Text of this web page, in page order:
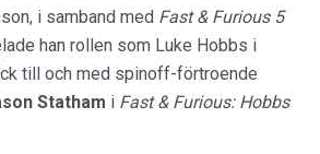
i samband med Fast & Furious 5
han rollen som Luke Hobbs i
till och med spinoff-förtroende
Statham i Fast & Furious: Hobbs